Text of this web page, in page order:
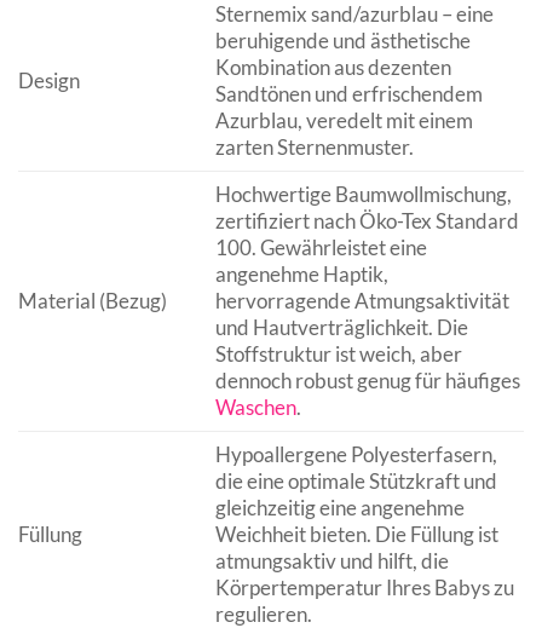
Design
Sternemix sand/azurblau – eine
beruhigende und ästhetische
Kombination aus dezenten
Sandtönen und erfrischendem
Azurblau, veredelt mit einem
zarten Sternenmuster.
Material (Bezug)
Hochwertige Baumwollmischung,
zertifiziert nach Öko-Tex Standard
100. Gewährleistet eine
angenehme Haptik,
hervorragende Atmungsaktivität
und Hautverträglichkeit. Die
Stoffstruktur ist weich, aber
dennoch robust genug für häufiges
Waschen.
Füllung
Hypoallergene Polyesterfasern,
die eine optimale Stützkraft und
gleichzeitig eine angenehme
Weichheit bieten. Die Füllung ist
atmungsaktiv und hilft, die
Körpertemperatur Ihres Babys zu
regulieren.